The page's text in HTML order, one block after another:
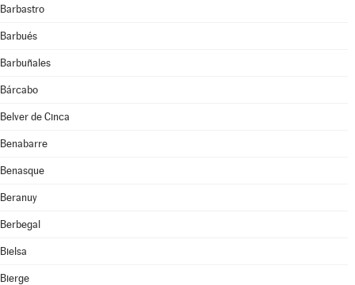
Barbastro
Barbués
Barbuñales
Bárcabo
Belver de Cinca
Benabarre
Benasque
Beranuy
Berbegal
Bielsa
Bierge